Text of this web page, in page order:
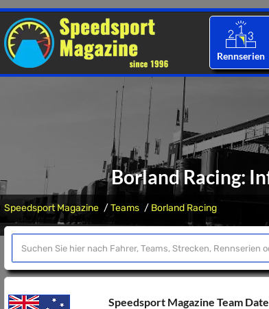
Rennserien
Borland Racing:
Speedsport Magazine Teams Borland Racing
Speedsport Magazine Team